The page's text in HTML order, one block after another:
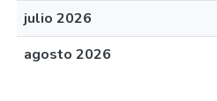
julio 2026
agosto 2026